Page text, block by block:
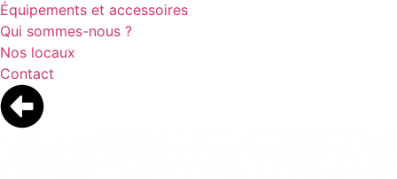
Équipements et accessoires
Qui sommes-nous ?
Nos locaux
Contact